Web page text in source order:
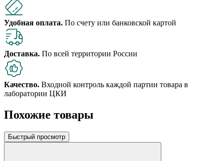
Удобная оплата. По счету или банковской картой
Доставка. По всей территории России
Качество. Входной контроль каждой партии товара в
лаборатории ЦКИ
Похожие товары
Быстрый просмотр